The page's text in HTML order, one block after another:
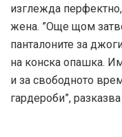
изглежда
жена. ”Още щом
панталоните за
на конска опашка.
и за свободното
гардероби”, разказва